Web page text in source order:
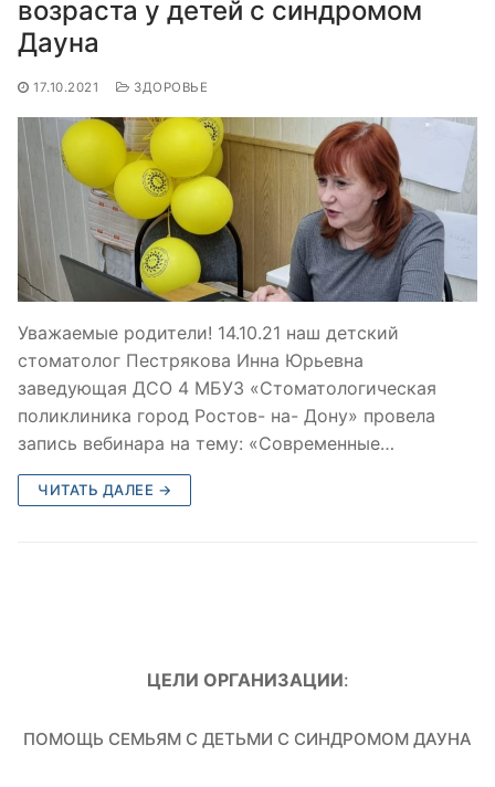
возраста у детей с синдромом
Дауна
17.10.2021 ЗДОРОВЬЕ
Уважаемые родители! 14.10.21 наш детский
стоматолог Пестрякова Инна Юрьевна
заведующая ДСО 4 МБУЗ «Стоматологическая
поликлиника город Ростов- на- Дону» провела
запись вебинара на тему: «Современные…
ЧИТАТЬ ДАЛЕЕ →
ЦЕЛИ ОРГАНИЗАЦИИ:
ПОМОЩЬ СЕМЬЯМ С ДЕТЬМИ С СИНДРОМОМ ДАУНА